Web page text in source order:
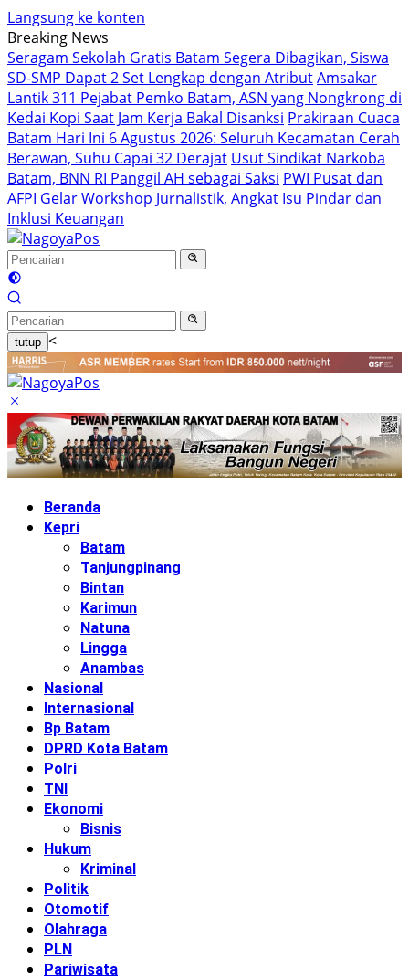
Langsung ke konten
Breaking News
Seragam Sekolah Gratis Batam Segera Dibagikan, Siswa
SD-SMP Dapat 2 Set Lengkap dengan AtributAmsakar
Lantik 311 Pejabat Pemko Batam, ASN yang Nongkrong di
Kedai Kopi Saat Jam Kerja Bakal Disanksi Prakiraan Cuaca
Batam Hari Ini 6 Agustus 2026: Seluruh Kecamatan Cerah
Berawan, Suhu Capai 32 Derajat Usut Sindikat Narkoba
Batam, BNN RI Panggil AH sebagai Saksi PWI Pusat dan
AFPI Gelar Workshop Jurnalistik, Angkat Isu Pindar dan
Inklusi Keuangan
tutup <
Beranda
Kepri
Batam
Tanjungpinang
Bintan
Karimun
Natuna
Lingga
Anambas
Nasional
Internasional
Bp Batam
DPRD Kota Batam
Polri
TNI
Ekonomi
Bisnis
Hukum
Kriminal
Politik
Otomotif
Olahraga
PLN
Pariwisata